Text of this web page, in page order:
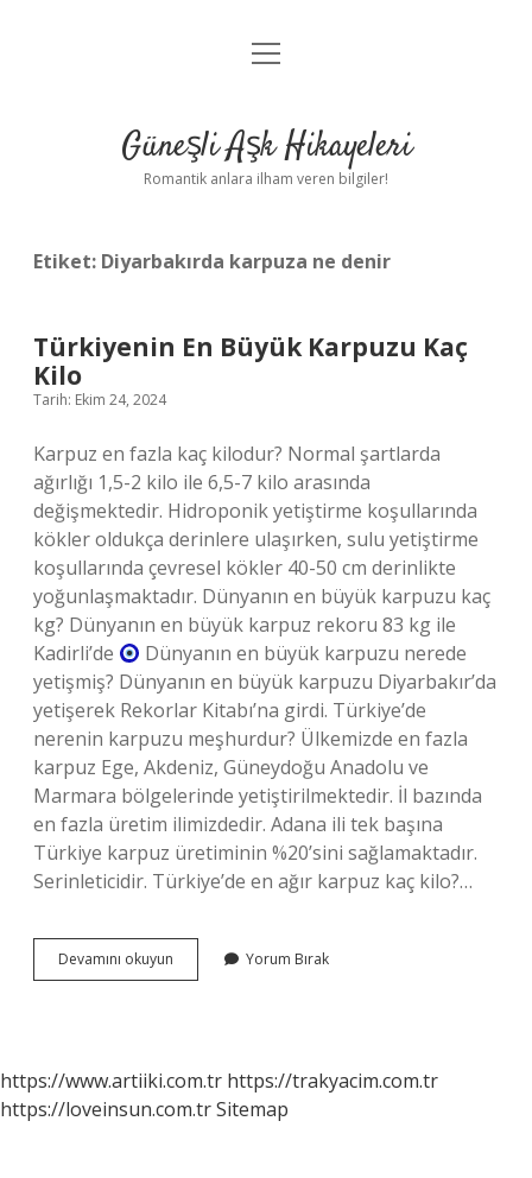
Anasayfa
Yasal Uyarı
menüyü
Güneşli Aşk Hikayeleri
Romantik anlara ilham veren bilgiler!
Etiket: Diyarbakırda karpuza ne denir
Türkiyenin En Büyük Karpuzu Kaç
Kilo
Tarih: Ekim 24, 2024
Karpuz en fazla kaç kilodur? Normal şartlarda
ağırlığı 1,5-2 kilo ile 6,5-7 kilo arasında
değişmektedir. Hidroponik yetiştirme koşullarında
kökler oldukça derinlere ulaşırken, sulu yetiştirme
koşullarında çevresel kökler 40-50 cm derinlikte
yoğunlaşmaktadır. Dünyanın en büyük karpuzu kaç
kg? Dünyanın en büyük karpuz rekoru 83 kg ile
Kadirli’de
Dünyanın en büyük karpuzu nerede
yetişmiş? Dünyanın en büyük karpuzu Diyarbakır’da
yetişerek Rekorlar Kitabı’na girdi. Türkiye’de
nerenin karpuzu meşhurdur? Ülkemizde en fazla
karpuz Ege, Akdeniz, Güneydoğu Anadolu ve
Marmara bölgelerinde yetiştirilmektedir. İl bazında
en fazla üretim ilimizdedir. Adana ili tek başına
Türkiye karpuz üretiminin %20’sini sağlamaktadır.
Serinleticidir. Türkiye’de en ağır karpuz kaç kilo?…
Devamını okuyun Türkiyenin
En
Yorum Bırak
https://www.artiiki.com.tr https://trakyacim.com.tr
https://loveinsun.com.trSitemap